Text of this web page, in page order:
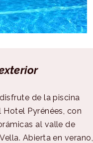
de la piscina
Hotel Pyrénées, con
al valle de
Abierta en verano,